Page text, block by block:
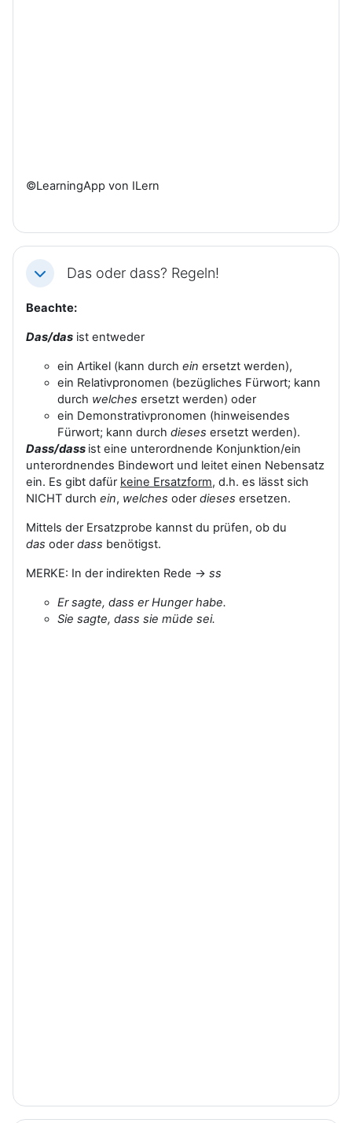
©LearningApp von ILern
EinklappenDas oder dass? Regeln!
Beachte:
Das/das ist entweder
ein Artikel (kann durch ein ersetzt werden),
ein Relativpronomen (bezügliches Fürwort; kann
durch welches ersetzt werden) oder
ein Demonstrativpronomen (hinweisendes
Fürwort; kann durch dieses ersetzt werden).
Dass/dass ist eine unterordnende Konjunktion/ein
unterordnendes Bindewort und leitet einen Nebensatz
ein. Es gibt dafür keine Ersatzform, d.h. es lässt sich
NICHT durch ein, welches oderdieses ersetzen.
Mittels der Ersatzprobe kannst du prüfen, ob du
das oderdass benötigst.
MERKE: In der indirekten Rede -> ss
Er sagte, dass er Hunger habe.
Sie sagte, dass sie müde sei.